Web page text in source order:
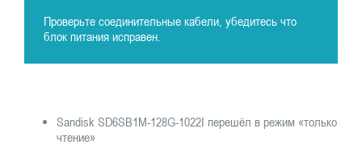
Проверьте соединительные кабели, убедитесь что
блок питания исправен.
Sandisk SD6SB1M-128G-1022I перешёл в режим «только
чтение»